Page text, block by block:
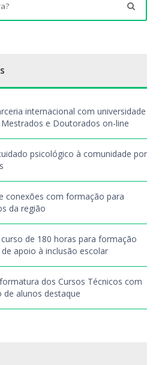
internacional com universidade
e Doutorados on-line
psicológico à comunidade por
conexões com formação para
da região
de 180 horas para formação
apoio à inclusão escolar
dos Cursos Técnicos com
alunos destaque